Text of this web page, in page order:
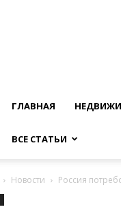
ГЛАВНАЯ
ВСЕ СТАТЬИ
Новости Россия